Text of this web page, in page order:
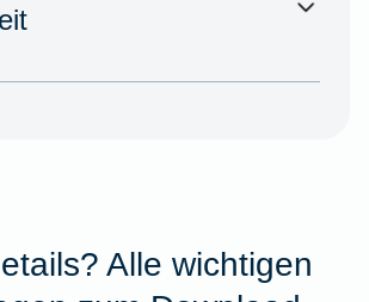
Alle wichtigen